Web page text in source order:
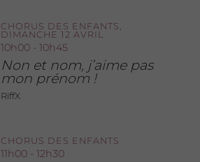
CHORUS DES ENFANTS,
DIMANCHE 12 AVRIL
10h00 - 10h45
Non et nom, j’aime pas
mon prénom !
RiffX
CHORUS DES ENFANTS
11h00 - 12h30